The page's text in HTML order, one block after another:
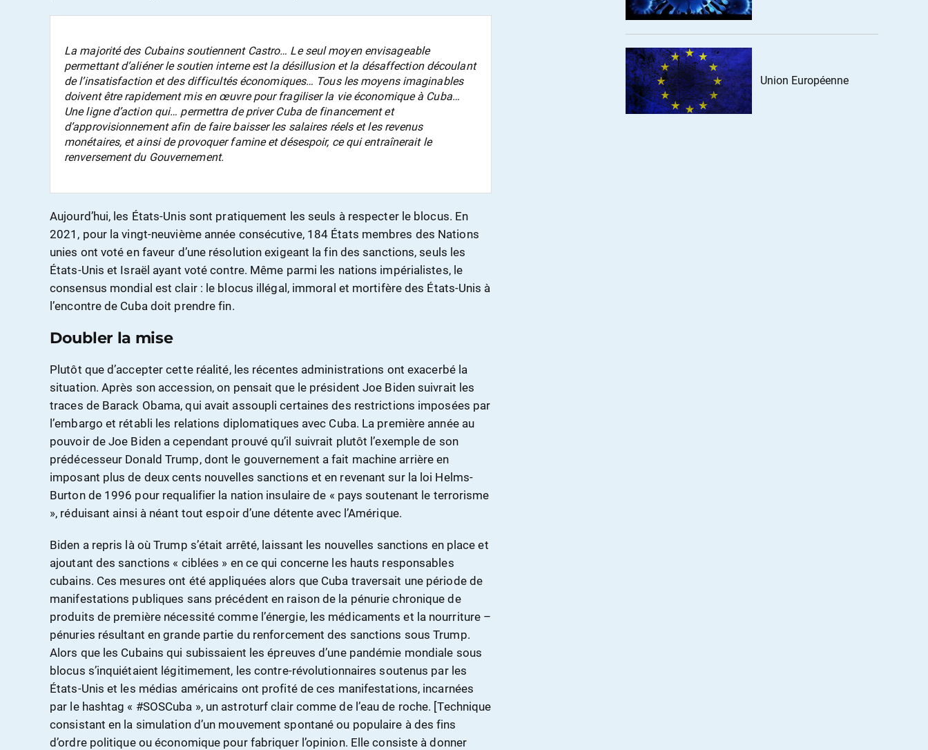
La majorité des Cubains soutiennent Castro… Le seul moyen envisageable
permettant d’aliéner le soutien interne est la désillusion et la désaffection découlant
de l’insatisfaction et des difficultés économiques… Tous les moyens imaginables
doivent être rapidement mis en œuvre pour fragiliser la vie économique à Cuba…
Une ligne d’action qui… permettra de priver Cuba de financement et
d’approvisionnement afin de faire baisser les salaires réels et les revenus
monétaires, et ainsi de provoquer famine et désespoir, ce qui entraînerait le
renversement du Gouvernement.
Aujourd’hui, les États-Unis sont pratiquement les seuls à respecter le blocus. En
2021, pour la vingt-neuvième année consécutive, 184 États membres des Nations
unies ont voté en faveur d’une résolution exigeant la fin des sanctions, seuls les
États-Unis et Israël ayant voté contre. Même parmi les nations impérialistes, le
consensus mondial est clair : le blocus illégal, immoral et mortifère des États-Unis à
l’encontre de Cuba doit prendre fin.
Doubler la mise
Plutôt que d’accepter cette réalité, les récentes administrations ont exacerbé la
situation. Après son accession, on pensait que le président Joe Biden suivrait les
traces de Barack Obama, qui avait assoupli certaines des restrictions imposées par
l’embargo et rétabli les relations diplomatiques avec Cuba. La première année au
pouvoir de Joe Biden a cependant prouvé qu’il suivrait plutôt l’exemple de son
prédécesseur Donald Trump, dont le gouvernement a fait machine arrière en
imposant plus de deux cents nouvelles sanctions et en revenant sur la loi Helms-
Burton de 1996 pour requalifier la nation insulaire de « pays soutenant le terrorisme
», réduisant ainsi à néant tout espoir d’une détente avec l’Amérique.
Biden a repris là où Trump s’était arrêté, laissant les nouvelles sanctions en place et
ajoutant des sanctions « ciblées » en ce qui concerne les hauts responsables
cubains. Ces mesures ont été appliquées alors que Cuba traversait une période de
manifestations publiques sans précédent en raison de la pénurie chronique de
produits de première nécessité comme l’énergie, les médicaments et la nourriture –
pénuries résultant en grande partie du renforcement des sanctions sous Trump.
Alors que les Cubains qui subissaient les épreuves d’une pandémie mondiale sous
blocus s’inquiétaient légitimement, les contre-révolutionnaires soutenus par les
États-Unis et les médias américains ont profité de ces manifestations, incarnées
par le hashtag « #SOSCuba », un astroturf clair comme de l’eau de roche. [Technique
consistant en la simulation d’un mouvement spontané ou populaire à des fins
d’ordre politique ou économique pour fabriquer l’opinion. Elle consiste à donner
Union Européenne